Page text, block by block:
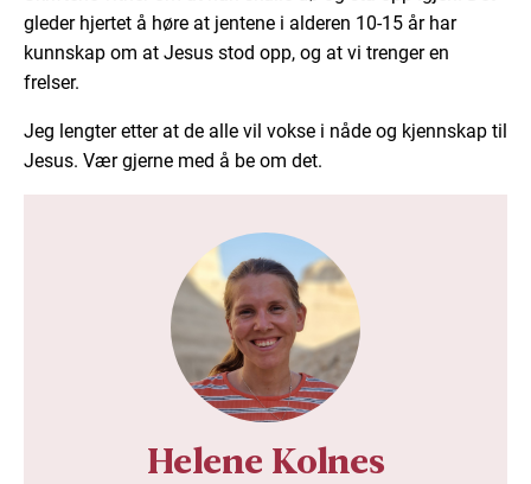
gleder hjertet å høre at jentene i alderen 10-15 år har
kunnskap om at Jesus stod opp, og at vi trenger en
frelser.
Jeg lengter etter at de alle vil vokse i nåde og kjennskap til
Jesus. Vær gjerne med å be om det.
Helene Kolnes